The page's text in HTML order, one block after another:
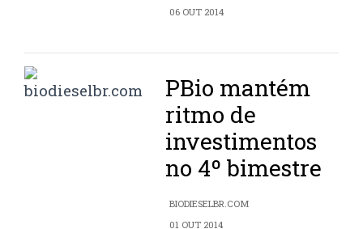
06 OUT 2014
PBio mantém
ritmo de
investimentos
no 4º bimestre
BIODIESELBR.COM
01 OUT 2014